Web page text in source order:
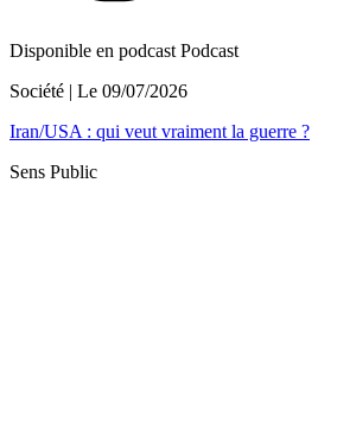
Disponible en podcast Podcast
Société | Le 09/07/2026
Iran/USA : qui veut vraiment la guerre ?
Sens Public